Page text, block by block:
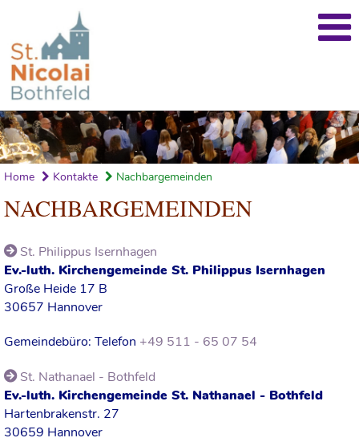
Home Kontakte Nachbargemeinden
NACHBARGEMEINDEN
St. Philippus Isernhagen
Ev.-luth. Kirchengemeinde St. Philippus Isernhagen
Große Heide 17 B
30657 Hannover
Gemeindebüro: Telefon +49 511 - 65 07 54
St. Nathanael - Bothfeld
Ev.-luth. Kirchengemeinde St. Nathanael - Bothfeld
Hartenbrakenstr. 27
30659 Hannover